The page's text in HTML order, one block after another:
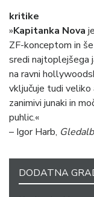
kritike
»Kapitanka Nova
ZF-konceptom in
sredi najtoplejšega
na ravni
vključuje tudi veliko
zanimivi junaki in
puhlic.«
– Igor Harb,
DODATNA